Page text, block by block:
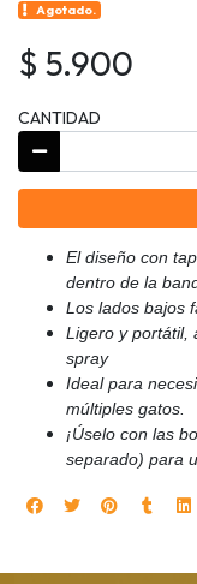
Agotado.
$ 5.900
CANTIDAD
El diseño con
dentro de la
Los lados bajos
Ligero y portátil,
spray
Ideal para
múltiples gatos.
¡Úselo con las
separado) para